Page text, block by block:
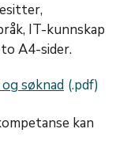
IT-kunnskap
A4-sider.
søknad
kan